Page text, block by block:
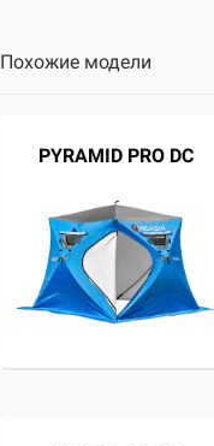
Похожие модели
PYRAMID PRO DC